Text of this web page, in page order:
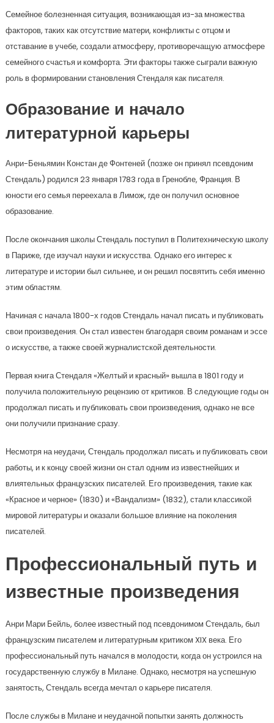
Семейное болезненная ситуация, возникающая из-за множества
факторов, таких как отсутствие матери, конфликты с отцом и
отставание в учебе, создали атмосферу, противоречащую атмосфере
семейного счастья и комфорта. Эти факторы также сыграли важную
роль в формировании становления Стендаля как писателя.
Образование и начало
литературной карьеры
Анри-Беньямин Констан де Фонтеней (позже он принял псевдоним
Стендаль) родился 23 января 1783 года в Гренобле, Франция. В
юности его семья переехала в Лимож, где он получил основное
образование.
После окончания школы Стендаль поступил в Политехническую школу
в Париже, где изучал науки и искусства. Однако его интерес к
литературе и истории был сильнее, и он решил посвятить себя именно
этим областям.
Начиная с начала 1800-х годов Стендаль начал писать и публиковать
свои произведения. Он стал известен благодаря своим романам и эссе
о искусстве, а также своей журналистской деятельности.
Первая книга Стендаля «Желтый и красный» вышла в 1801 году и
получила положительную рецензию от критиков. В следующие годы он
продолжал писать и публиковать свои произведения, однако не все
они получили признание сразу.
Несмотря на неудачи, Стендаль продолжал писать и публиковать свои
работы, и к концу своей жизни он стал одним из известнейших и
влиятельных французских писателей. Его произведения, такие как
«Красное и черное» (1830) и «Вандализм» (1832), стали классикой
мировой литературы и оказали большое влияние на поколения
писателей.
Профессиональный путь и
известные произведения
Анри Мари Бейль, более известный под псевдонимом Стендаль, был
французским писателем и литературным критиком XIX века. Его
профессиональный путь начался в молодости, когда он устроился на
государственную службу в Милане. Однако, несмотря на успешную
занятость, Стендаль всегда мечтал о карьере писателя.
После службы в Милане и неудачной попытки занять должность